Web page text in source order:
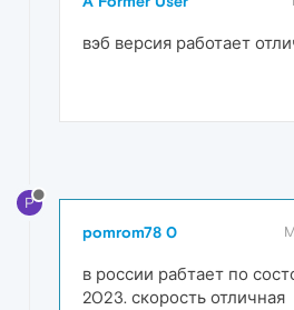
вэб версия работает
P
pomrom78 0
в россии рабтает по
2023. скорость отличная